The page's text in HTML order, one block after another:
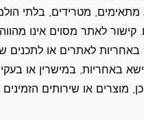
מטרידים, בלתי
לאתר מסוים אינו מהווה
באחריות לאתרים או לתכנים
באחריות, במישרין או
מוצרים או שירותים הזמינים